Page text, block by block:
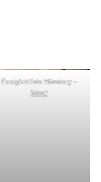
Essigbrätlein Nürnberg –
Menü